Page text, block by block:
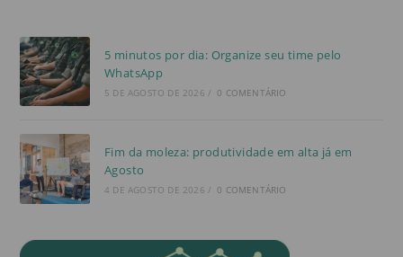
5 minutos por dia: Organize seu time pelo
WhatsApp
5 DE AGOSTO DE 2026 / 0 COMENTÁRIO
Fim da moleza: produtividade em alta já em
Agosto
4 DE AGOSTO DE 2026 / 0 COMENTÁRIO